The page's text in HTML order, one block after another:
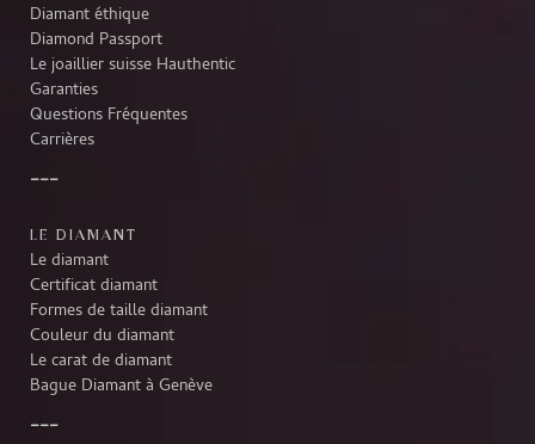
Diamant éthique
Diamond Passport
Le joaillier suisse Hauthentic
Garanties
Questions Fréquentes
Carrières
LE DIAMANT
Le diamant
Certificat diamant
Formes de taille diamant
Couleur du diamant
Le carat de diamant
Bague Diamant à Genève